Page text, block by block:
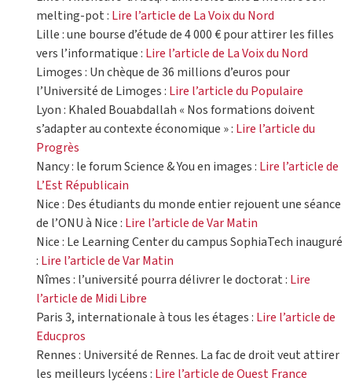
melting-pot : Lire l’article de La Voix du Nord
Lille : une bourse d’étude de 4 000 € pour attirer les filles
vers l’informatique : Lire l’article de La Voix du Nord
Limoges : Un chèque de 36 millions d’euros pour
l’Université de Limoges : Lire l’article du Populaire
Lyon : Khaled Bouabdallah « Nos formations doivent
s’adapter au contexte économique » : Lire l’article du
Progrès
Nancy : le forum Science & You en images : Lire l’article de
L’Est Républicain
Nice : Des étudiants du monde entier rejouent une séance
de l’ONU à Nice : Lire l’article de Var Matin
Nice : Le Learning Center du campus SophiaTech inauguré
: Lire l’article de Var Matin
Nîmes : l’université pourra délivrer le doctorat : Lire
l’article de Midi Libre
Paris 3, internationale à tous les étages : Lire l’article de
Educpros
Rennes : Université de Rennes. La fac de droit veut attirer
les meilleurs lycéens : Lire l’article de Ouest France